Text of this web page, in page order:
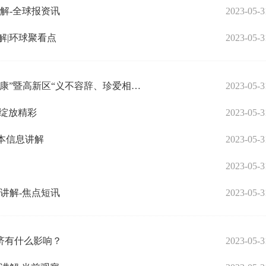
-全球报资讯 2023-05-
|环球聚看点 2023-05-
速讯：高端装备中心南金村“医心向党、领航健康”暨高新区“义不容辞、珍爱相伴”义诊活动 2023-05-
放精彩 2023-05-
信息讲解 2023-05-
2023-05-
解-焦点短讯 2023-05-
有什么影响？ 2023-05-